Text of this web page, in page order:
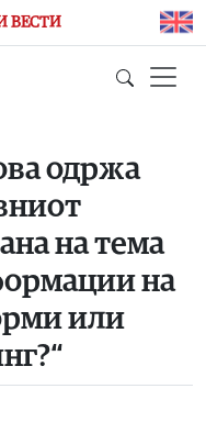
ВЕСТИ
одржа
на тема
на
или